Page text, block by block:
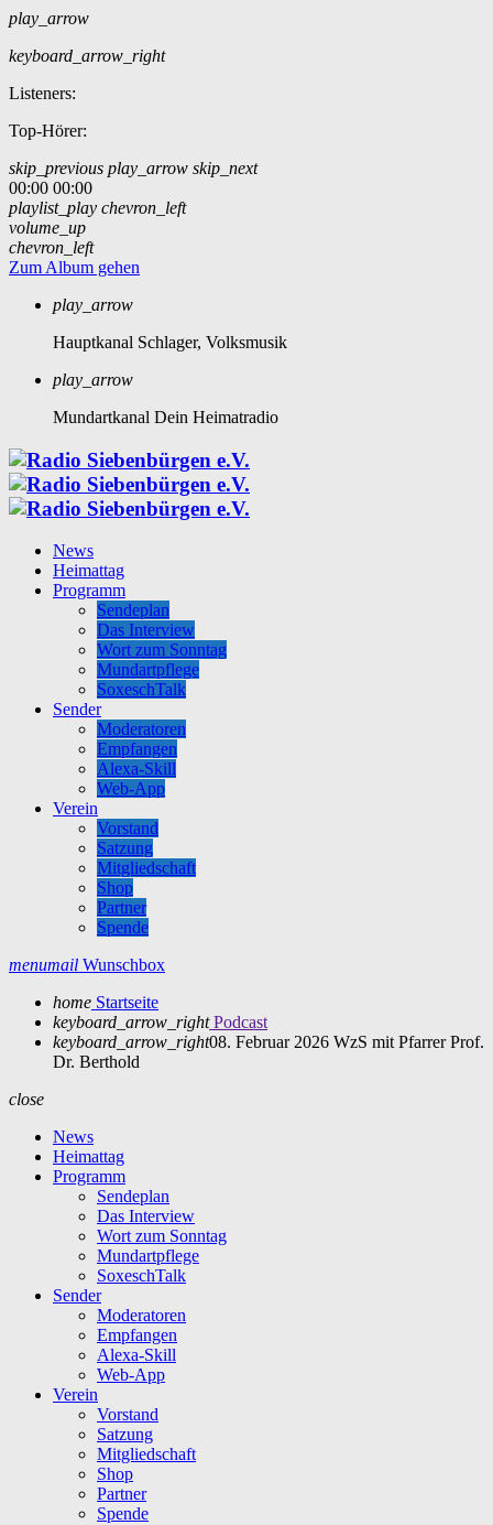
play_arrow
keyboard_arrow_right
Listeners:
Top-Hörer:
skip_previous play_arrow skip_next
00:00 00:00
playlist_play chevron_left
volume_up
chevron_left
Zum Album gehen
play_arrow
Hauptkanal Schlager, Volksmusik
play_arrow
Mundartkanal Dein Heimatradio
News
Heimattag
Programm
Sendeplan
Das Interview
Wort zum Sonntag
Mundartpflege
SoxeschTalk
Sender
Moderatoren
Empfangen
Alexa-Skill
Web-App
Verein
Vorstand
Satzung
Mitgliedschaft
Shop
Partner
Spende
menumail Wunschbox
home Startseite
keyboard_arrow_right Podcast
keyboard_arrow_right08. Februar 2026 WzS mit Pfarrer Prof.
Dr. Berthold
close
News
Heimattag
Programm
Sendeplan
Das Interview
Wort zum Sonntag
Mundartpflege
SoxeschTalk
Sender
Moderatoren
Empfangen
Alexa-Skill
Web-App
Verein
Vorstand
Satzung
Mitgliedschaft
Shop
Partner
Spende